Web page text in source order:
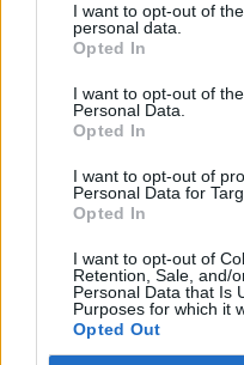
I want to opt-out of
personal data.
Opted In
I want to opt-out of
Personal Data.
Opted In
I want to opt-out of
Personal Data for
Opted In
I want to opt-out of
Retention, Sale, and/
Personal Data that Is
Purposes for which it
Opted Out
Η αλλαγή
Ο Τζόναθαν Άντιτς
ισχυριζόμενος ότι του
τριήμερης επίσκεψης
Μάρτιο του 2025. Η
συνέπεσε χρονικά με
ότι η υπόθεση είχε
επεσήμανε η δικαστής.